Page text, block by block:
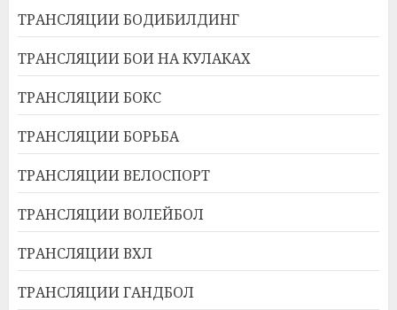
ТРАНСЛЯЦИИ БОДИБИЛДИНГ
ТРАНСЛЯЦИИ БОИ НА КУЛАКАХ
ТРАНСЛЯЦИИ БОКС
ТРАНСЛЯЦИИ БОРЬБА
ТРАНСЛЯЦИИ ВЕЛОСПОРТ
ТРАНСЛЯЦИИ ВОЛЕЙБОЛ
ТРАНСЛЯЦИИ ВХЛ
ТРАНСЛЯЦИИ ГАНДБОЛ